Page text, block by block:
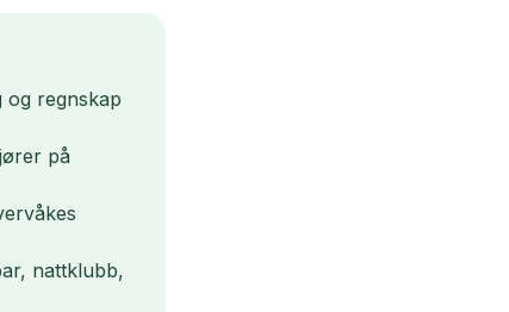
og regnskap
på
nattklubb,